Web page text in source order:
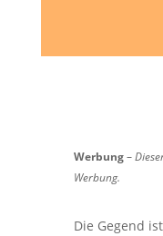
Werbung–
Werbung.
Die Gegend